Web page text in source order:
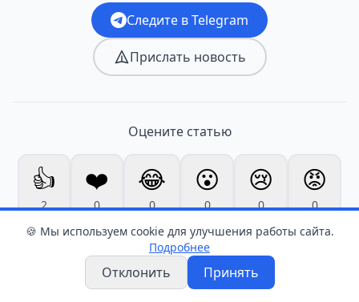
Следите в Telegram
Прислать новость
Оцените статью
👍
2
❤️
0
😂
0
😮
0
😢
0
😡
0
🍪 Мы используем cookie для улучшения работы сайта.
Подробнее
Отклонить Принять